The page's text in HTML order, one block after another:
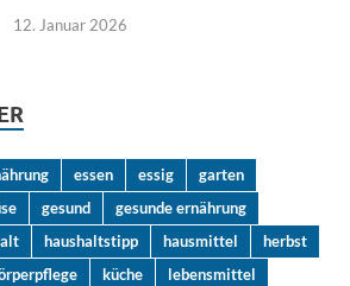
12. Januar 2026
essen essig
garten
gesund
gesunde ernährung
haushaltstipp hausmittel
herbst
küche
lebensmittel